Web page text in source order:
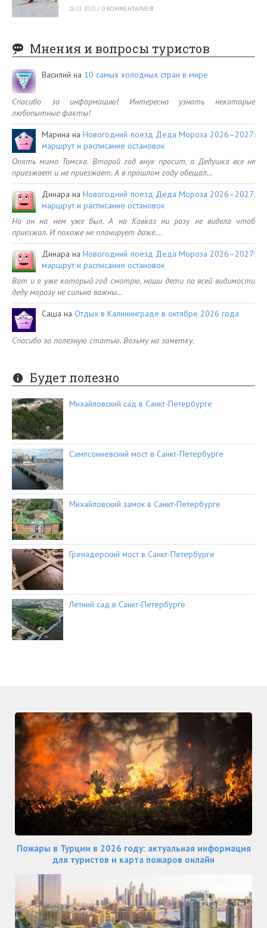
25.11.2023 / 0 КОММЕНТАРИЕВ
Мнения и вопросы туристов
Василий на 10 самых холодных стран в мире
Спасибо за информацию! Интересно узнать некоторые
любопытные факты!
Марина наНовогодний поезд Деда Мороза 2026–2027:
маршрут и расписание остановок
Опять мимо Томска. Второй год внук просит, а Дедушка все не
приезжает и не приезжает. А в прошлом году обещал…
Динара наНовогодний поезд Деда Мороза 2026–2027:
маршрут и расписание остановок
Но он на нем уже был. А на Кавказ ни разу не видела чтоб
приезжал. И похоже не планирует даже.…
Динара наНовогодний поезд Деда Мороза 2026–2027:
маршрут и расписание остановок
Вот и я уже который год смотрю, наши дети по всей видимости
деду морозу не сильно важны…
Саша на Отдых в Калининграде в октябре 2026 года
Спасибо за полезную статью. Возьму на заметку.
Будет полезно
Михайловский сад в Санкт-Петербурге
Сампсониевский мост в Санкт-Петербурге
Михайловский замок в Санкт-Петербурге
Гренадерский мост в Санкт-Петербурге
Летний сад в Санкт-Петербурге
Пожары в Турции в 2026 году: актуальная информация
для туристов и карта пожаров онлайн